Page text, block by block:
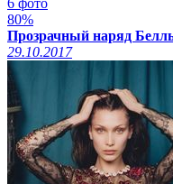
80%
Прозрачный наряд
29.10.2017